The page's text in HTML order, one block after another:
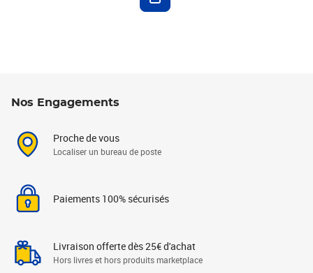
Nos Engagements
Proche de vous
Localiser un bureau de poste
Paiements 100% sécurisés
Livraison offerte dès 25€ d'achat
Hors livres et hors produits marketplace